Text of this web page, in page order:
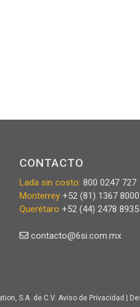
CONTACTO
Lada sin costo: 800 0247 727
Monterrey +52 (81) 1367 8000
Querétaro +52 (44) 2478 8935
contacto@6si.com.mx
S.A. de C.V. Aviso de Privacidad |